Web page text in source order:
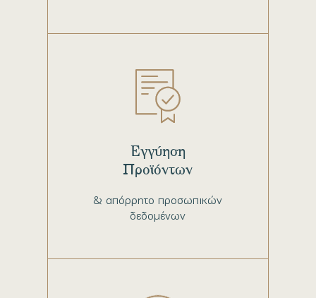
& απόρρητο προσωπικών
δεδομένων
Εγγύηση
Προϊόντων